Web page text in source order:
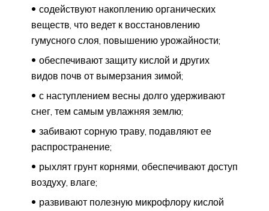
содействуют накоплению органических
веществ, что ведет к восстановлению
гумусного слоя, повышению урожайности;
обеспечивают защиту кислой и других
видов почв от вымерзания зимой;
с наступлением весны долго удерживают
снег, тем самым увлажняя землю;
забивают сорную траву, подавляют ее
распространение;
рыхлят грунт корнями, обеспечивают доступ
воздуху, влаге;
развивают полезную микрофлору кислой